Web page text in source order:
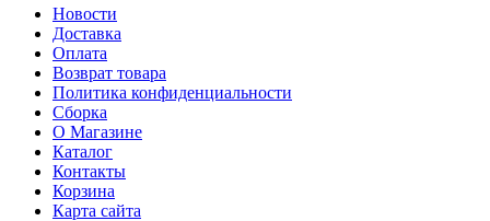
Новости
Доставка
Оплата
Возврат товара
Политика конфиденциальности
Сборка
О Магазине
Каталог
Контакты
Корзина
Карта сайта